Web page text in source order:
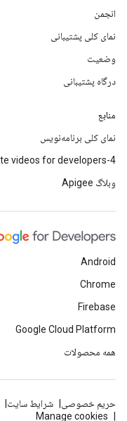
انجمن
نمای کلی پشتیبانی
وضعیت
درگاه پشتیبانی
منابع
نمای کلی برنامه‌نویس
4-minute videos for developers
وبلاگ Apigee
Android
Chrome
Firebase
Google Cloud Platform
همه محصولات
حریم خصوصی شرایط سایت
Manage cookies